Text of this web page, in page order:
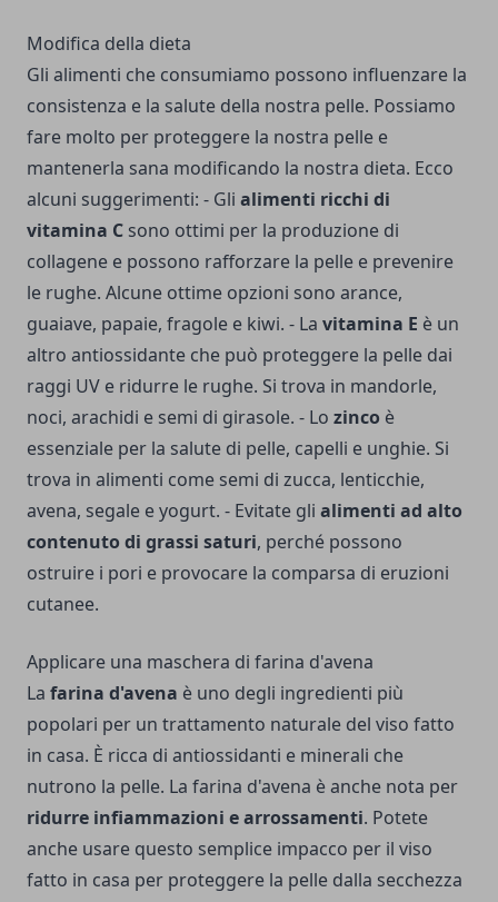
Modifica della dieta
Gli alimenti che consumiamo possono influenzare la
consistenza e la salute della nostra pelle. Possiamo
fare molto per proteggere la nostra pelle e
mantenerla sana modificando la nostra dieta. Ecco
alcuni suggerimenti: - Gli alimenti ricchi di
vitamina C sono ottimi per la produzione di
collagene e possono rafforzare la pelle e prevenire
le rughe. Alcune ottime opzioni sono arance,
guaiave, papaie, fragole e kiwi. - La vitamina E è un
altro antiossidante che può proteggere la pelle dai
raggi UV e ridurre le rughe. Si trova in mandorle,
noci, arachidi e semi di girasole. - Lo zinco è
essenziale per la salute di pelle, capelli e unghie. Si
trova in alimenti come semi di zucca, lenticchie,
avena, segale e yogurt. - Evitate gli alimenti ad alto
contenuto di grassi saturi, perché possono
ostruire i pori e provocare la comparsa di eruzioni
cutanee.
Applicare una maschera di farina d'avena
La farina d'avena è uno degli ingredienti più
popolari per un trattamento naturale del viso fatto
in casa. È ricca di antiossidanti e minerali che
nutrono la pelle. La farina d'avena è anche nota per
ridurre infiammazioni e arrossamenti. Potete
anche usare questo semplice impacco per il viso
fatto in casa per proteggere la pelle dalla secchezza